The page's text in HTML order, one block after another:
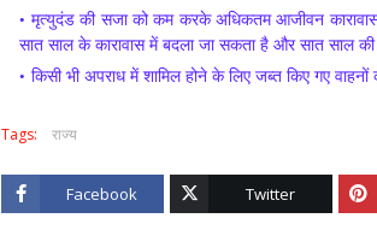
मृत्युदंड की सजा को कम करके अधिकतम आजीवन
सात साल के कारावास में बदला जा सकता है और सात साल
किसी भी अपराध में शामिल होने के लिए जब्त किए गए वाहनों
Tags: राज्य
Facebook Twitter